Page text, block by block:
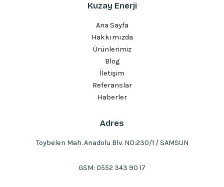
Kuzay Enerji
Ana Sayfa
Hakkımızda
Ürünlerimiz
Blog
İletişim
Referanslar
Haberler
Adres
Toybelen Mah. Anadolu Blv. NO:230/1 / SAMSUN
GSM: 0552 343 90 17